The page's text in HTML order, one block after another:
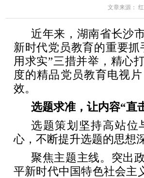
文章来源：
近年来，湖南省长沙
新时代党员教育的重要
用求实”三措并举，精心
度的精品党员教育电视
效。
选题求准，让内容“直
选题策划坚持高站位
心，不断提升选题的思想
聚焦主题主线。突出
平新时代中国特色社会主